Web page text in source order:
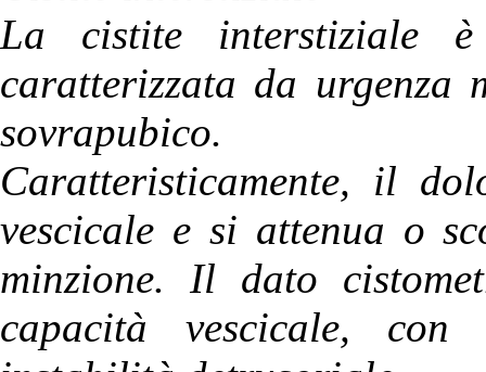
La cistite interstiziale
caratterizzata da urgenza
sovrapubico.
Caratteristicamente, il
vescicale e si attenua o
minzione. Il dato
capacità vescicale,